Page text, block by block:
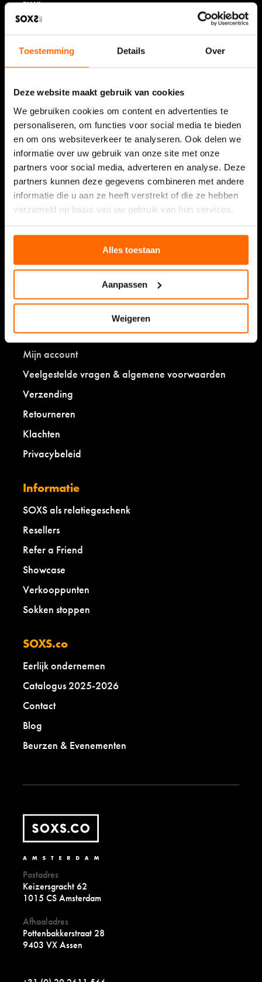
Toestemming Details Over
Deze website maakt gebruik van cookies
We gebruiken cookies om content en advertenties te
personaliseren, om functies voor social media te bieden
en om ons websiteverkeer te analyseren. Ook delen we
informatie over uw gebruik van onze site met onze
partners voor social media, adverteren en analyse. Deze
partners kunnen deze gegevens combineren met andere
informatie die u aan ze heeft verstrekt of die ze hebben
verzameld op basis van uw gebruik van hun services.
Alles toestaan
Aanpassen
Weigeren
Bekijk onze waardering
9,5/10 (9.449 reviews)
Lees over de ervaringen
Shop
Damessokken
Babysokken
Klantenservice
Mijn account
Veelgestelde vragen & algemene voorwaarden
Verzending
Retourneren
Klachten
Privacybeleid
Informatie
SOXS als relatiegeschenk
Resellers
Refer a Friend
Showcase
Verkooppunten
Sokken stoppen
SOXS.co
Eerlijk ondernemen
Catalogus 2025-2026
Contact
Blog
Beurzen & Evenementen
Postadres
Keizersgracht 62
1015 CS Amsterdam
Afhaaladres
Pottenbakkerstraat 28
9403 VX Assen